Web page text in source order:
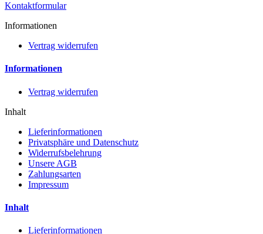
Kontaktformular
Informationen
Vertrag widerrufen
Informationen
Vertrag widerrufen
Inhalt
Lieferinformationen
Privatsphäre und Datenschutz
Widerrufsbelehrung
Unsere AGB
Zahlungsarten
Impressum
Inhalt
Lieferinformationen